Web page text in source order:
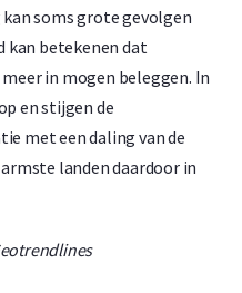
soms grote gevolgen
kan betekenen dat
in mogen beleggen. In
en stijgen de
met een daling van de
landen daardoor in